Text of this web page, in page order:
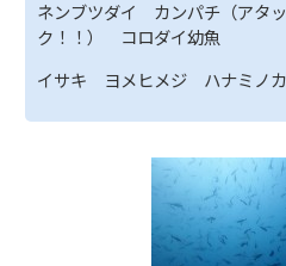
ネンブツダイ カンパチ（アタッ
ク！！） コロダイ幼魚
イサキ ヨメヒメジ ハナミノ